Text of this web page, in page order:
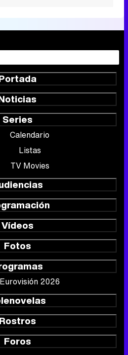
Series
Calendario
Listas
TV Movies
Vídeos
Fotos
Eurovisión 2026
Rostros
Foros